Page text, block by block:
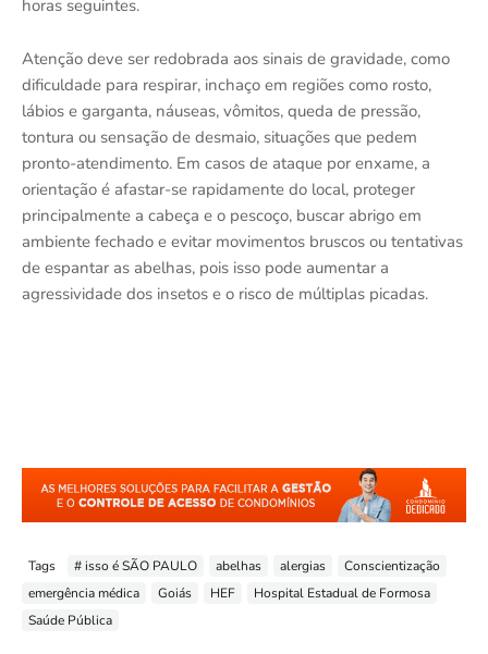
horas seguintes.
Atenção deve ser redobrada aos sinais de gravidade, como
dificuldade para respirar, inchaço em regiões como rosto,
lábios e garganta, náuseas, vômitos, queda de pressão,
tontura ou sensação de desmaio, situações que pedem
pronto-atendimento. Em casos de ataque por enxame, a
orientação é afastar-se rapidamente do local, proteger
principalmente a cabeça e o pescoço, buscar abrigo em
ambiente fechado e evitar movimentos bruscos ou tentativas
de espantar as abelhas, pois isso pode aumentar a
agressividade dos insetos e o risco de múltiplas picadas.
Tags # isso é SÃO PAULO abelhas alergias
Conscientização
emergência médica
Goiás HEF
Hospital Estadual de Formosa
Saúde Pública